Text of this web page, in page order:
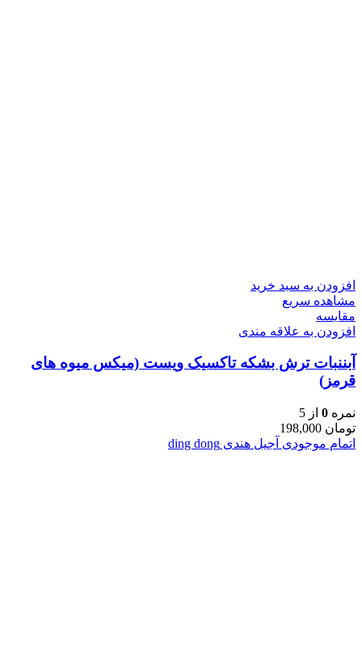
افزودن به سبد خرید
مشاهده سریع
مقایسه
افزودن به علاقه مندی
آبننبات ترش بشکه تاکسیک ویست (میکس میوه های
قرمز)
نمره 0 از 5
تومان
اتمام موجودی آجیل هندی ding dong